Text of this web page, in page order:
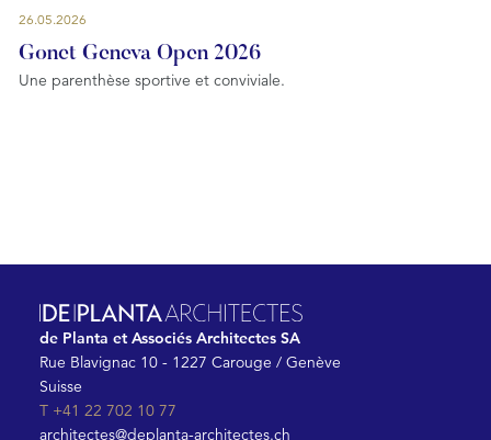
26.05.2026
Gonet Geneva Open 2026
Une parenthèse sportive et conviviale.
de Planta et Associés Architectes SA
Rue Blavignac 10 - 1227 Carouge / Genève
Suisse
T +41 22 702 10 77
architectes@deplanta-architectes.ch